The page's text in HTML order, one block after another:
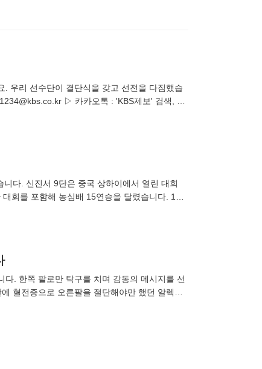
▷ 카카오톡 : 'KBS제보' 검색, 채
다. 신진서 9단은 중국 상하이에서 열린 대회
회를 포함해 농심배 15연승을 달렸습니다. 15
. 한쪽 팔로만 탁구를 치며 감동의 메시지를 선
혈전증으로 오른팔을 절단해야만 했던 알렉산